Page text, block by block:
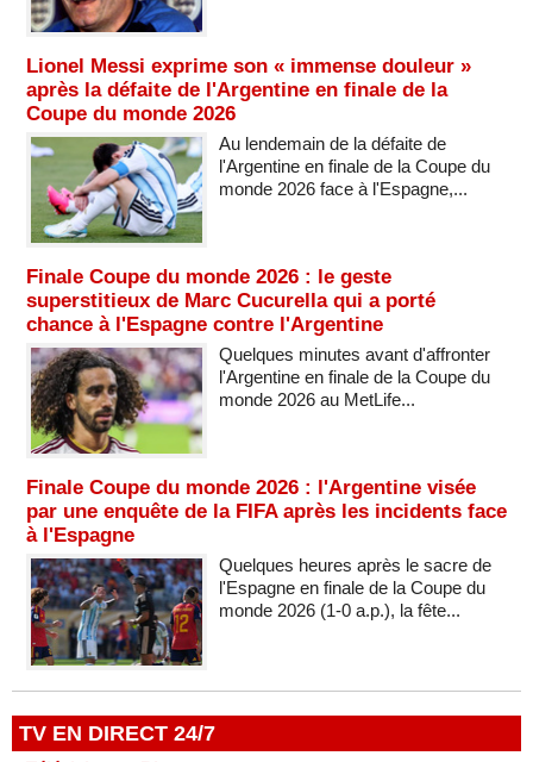
Lionel Messi exprime son « immense douleur »
après la défaite de l'Argentine en finale de la
Coupe du monde 2026
Au lendemain de la défaite de
l'Argentine en finale de la Coupe du
monde 2026 face à l'Espagne,...
Finale Coupe du monde 2026 : le geste
superstitieux de Marc Cucurella qui a porté
chance à l'Espagne contre l'Argentine
Quelques minutes avant d'affronter
l'Argentine en finale de la Coupe du
monde 2026 au MetLife...
Finale Coupe du monde 2026 : l'Argentine visée
par une enquête de la FIFA après les incidents face
à l'Espagne
Quelques heures après le sacre de
l'Espagne en finale de la Coupe du
monde 2026 (1-0 a.p.), la fête...
TV EN DIRECT 24/7